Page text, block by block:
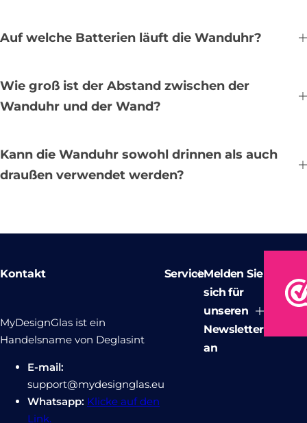
Auf welche Batterien läuft die Wanduhr?
Wie groß ist der Abstand zwischen der
Wanduhr und der Wand?
Kann die Wanduhr sowohl drinnen als auch
draußen verwendet werden?
Kontakt
MyDesignGlas ist ein
Handelsname von Deglasint
E-mail:
support@mydesignglas.eu
Whatsapp: Klicke auf den
Link.
ServiceMelden Sie
sich für
unseren
Newsletter
an